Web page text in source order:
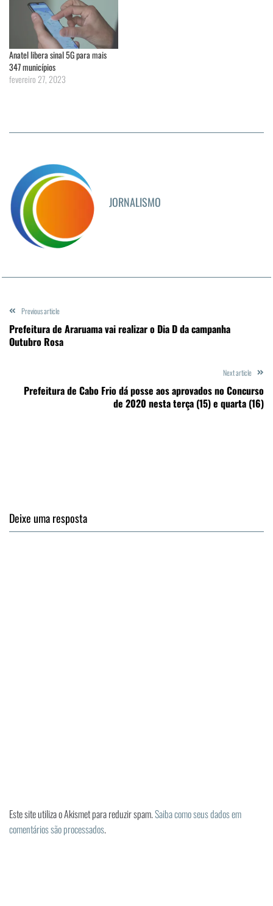
Anatel libera sinal 5G para mais
347 municípios
fevereiro 27, 2023
JORNALISMO
Previous article
Prefeitura de Araruama vai realizar o Dia D da campanha
Outubro Rosa
Next article
Prefeitura de Cabo Frio dá posse aos aprovados no Concurso
de 2020 nesta terça (15) e quarta (16)
Deixe uma resposta
Este site utiliza o Akismet para reduzir spam.Saiba como seus dados em
comentários são processados.